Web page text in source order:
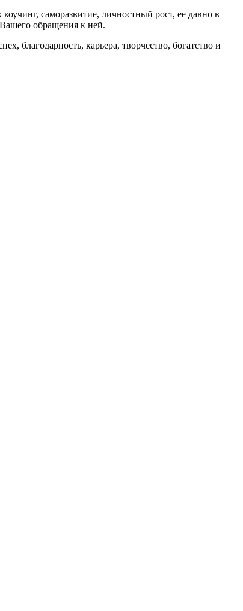
саморазвитие, личностный рост, ее давно в
обращения к ней.
благодарность, карьера, творчество, богатство и